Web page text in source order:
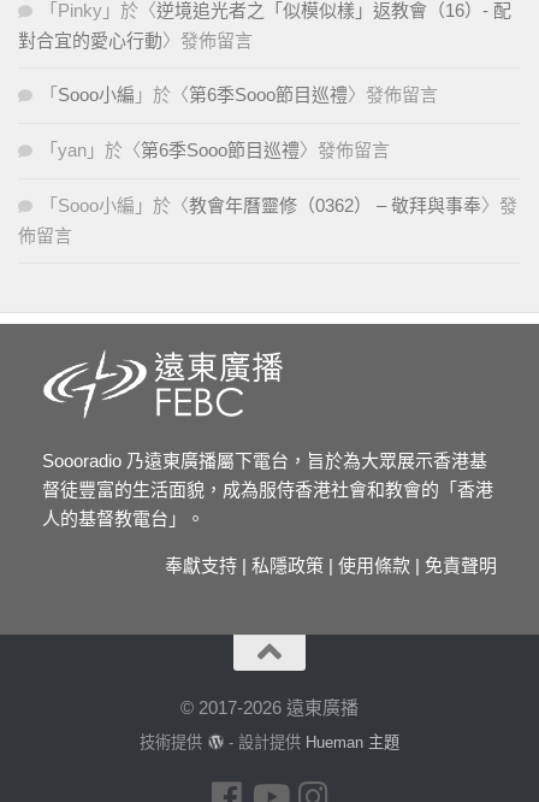
「 Pinky 」於〈逆境追光者之「似模似樣」返教會（16）- 配
對合宜的愛心行動〉發佈留言
「 Sooo小編 」於〈第6季Sooo節目巡禮〉發佈留言
「 yan 」於〈第6季Sooo節目巡禮〉發佈留言
「 Sooo小編 」於〈教會年曆靈修（0362） – 敬拜與事奉〉發
佈留言
Soooradio 乃遠東廣播屬下電台，旨於為大眾展示香港基
督徒豐富的生活面貌，成為服侍香港社會和教會的「香港
人的基督教電台」。
奉獻支持 | 私隱政策 | 使用條款 | 免責聲明
© 2017-2026 遠東廣播
技術提供 - 設計提供 Hueman 主題